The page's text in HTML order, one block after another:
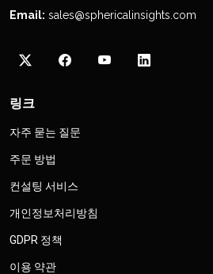
Email: sales@sphericalinsights.com
링크
자주 묻는 질문
주문 방법
컨설팅 서비스
개인정보처리방침
GDPR 정책
이용 약관